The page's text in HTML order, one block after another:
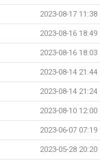
2023-08-17 11:38
2023-08-16 18:49
2023-08-16 18:03
2023-08-14 21:44
2023-08-14 21:24
2023-08-10 12:00
2023-06-07 07:19
2023-05-28 20:20